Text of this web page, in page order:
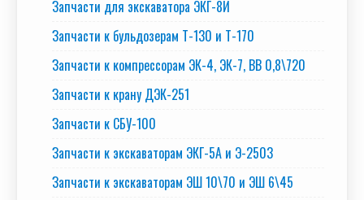
Запчасти для экскаватора ЭКГ-8И
Запчасти к бульдозерам Т-130 и Т-170
Запчасти к компрессорам ЭК-4, ЭК-7, ВВ 0,8\720
Запчасти к крану ДЭК-251
Запчасти к СБУ-100
Запчасти к экскаваторам ЭКГ-5А и Э-2503
Запчасти к экскаваторам ЭШ 10\70 и ЭШ 6\45